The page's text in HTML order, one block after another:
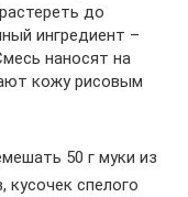
до
ингредиент –
наносят на
кожу рисовым
50 г муки из
кусочек спелого